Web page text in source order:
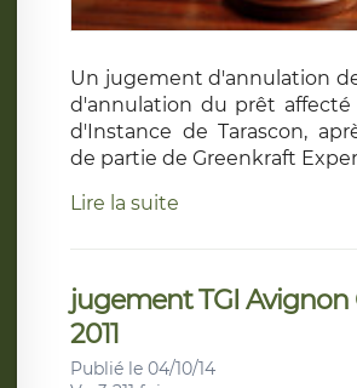
Un jugement d'annulation
d'annulation du prêt affecté
d'Instance de Tarascon,
de partie de Greenkraft
Lire la suite
jugement TGI Avignon
2011
Publié le 04/10/14